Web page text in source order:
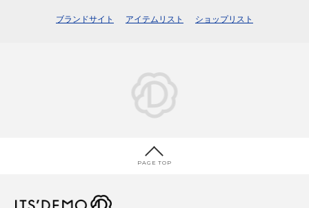
ブランドサイト アイテムリスト ショップリスト
PAGE TOP